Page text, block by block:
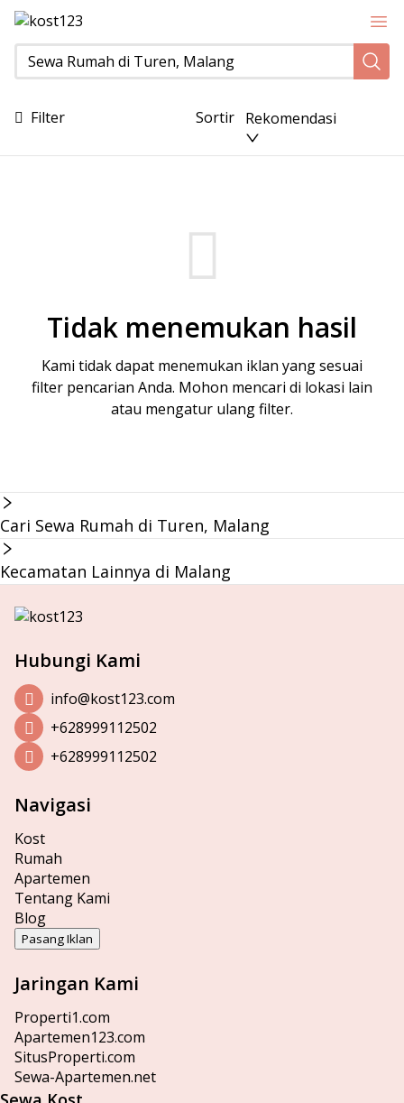
Sewa Rumah di Turen, Malang
Filter Sortir Rekomendasi
Tidak menemukan hasil
Kami tidak dapat menemukan iklan yang sesuai
filter pencarian Anda. Mohon mencari di lokasi lain
atau mengatur ulang filter.
Cari Sewa Rumah di Turen, Malang
Kecamatan Lainnya di Malang
Hubungi Kami
info@kost123.com
+628999112502
+628999112502
Navigasi
Kost
Rumah
Apartemen
Tentang Kami
Blog
Pasang Iklan
Jaringan Kami
Properti1.com
Apartemen123.com
SitusProperti.com
Sewa-Apartemen.net